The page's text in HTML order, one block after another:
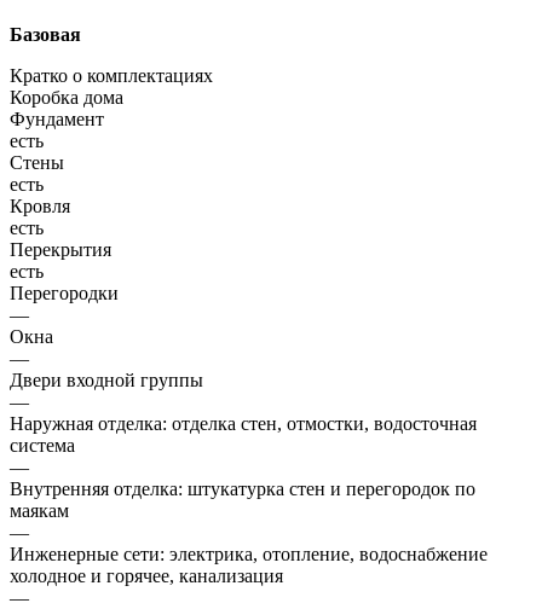
Базовая
Кратко о комплектациях
Коробка дома
Фундамент
есть
Стены
есть
Кровля
есть
Перекрытия
есть
Перегородки
—
Окна
—
Двери входной группы
—
Наружная отделка: отделка стен, отмостки, водосточная
система
—
Внутренняя отделка: штукатурка стен и перегородок по
маякам
—
Инженерные сети: электрика, отопление, водоснабжение
холодное и горячее, канализация
—